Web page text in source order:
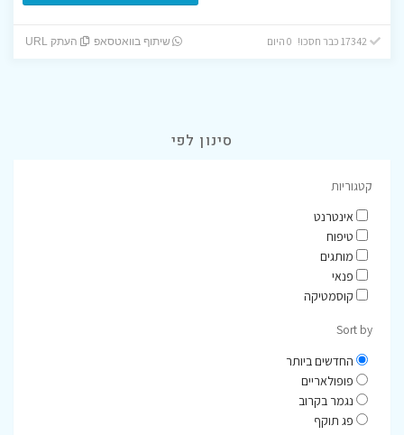
שיתוף בוואטסאפ העתק URL
סינון לפי
קטגוריות
אינטרנט
טיפוח
מותגים
פנאי
קוסמטיקה
Sort by
החדשים ביותר
פופולאריים
נגמר בקרוב
פג תוקף